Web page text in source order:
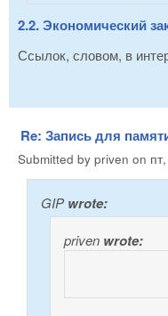
2.2. Экономический
Ссылок, словом, в
Re: Запись для
Submitted by priven on
GIPwrote:
priven wrote: